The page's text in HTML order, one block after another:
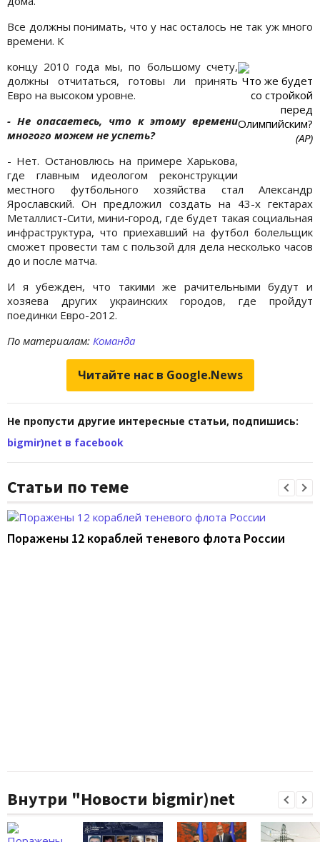
Все должны понимать, что у нас осталось не так уж много
времени. К
Что же будет
со стройкой
перед
Олимпийским?
(AP)
концу 2010 года мы, по большому счету,
должны отчитаться, готовы ли принять
Евро на высоком уровне.
- Не опасаетесь, что к этому времени
многого можем не успеть?
- Нет. Остановлюсь на примере Харькова,
где главным идеологом реконструкции
местного футбольного хозяйства стал Александр
Ярославский. Он предложил создать на 43-х гектарах
Металлист-Сити, мини-город, где будет такая социальная
инфраструктура, что приехавший на футбол болельщик
сможет провести там с пользой для дела несколько часов
до и после матча.
И я убежден, что такими же рачительными будут и
хозяева других украинских городов, где пройдут
поединки Евро-2012.
По материалам: Команда
Читайте нас в Google.News
Не пропусти другие интересные статьи, подпишись:
bigmir)net в facebook
Статьи по теме
Поражены 12 кораблей теневого флота России
Внутри "Новости bigmir)net